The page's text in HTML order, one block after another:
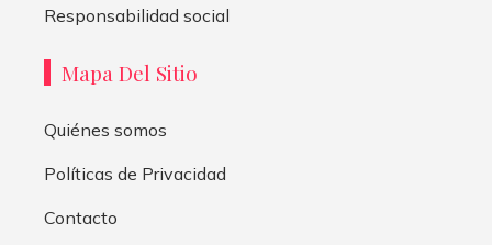
Responsabilidad social
Mapa Del Sitio
Quiénes somos
Políticas de Privacidad
Contacto